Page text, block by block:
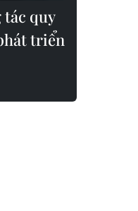
quy
triển